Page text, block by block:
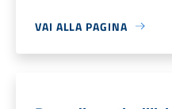
VAI ALLA PAGINA